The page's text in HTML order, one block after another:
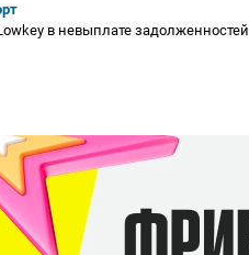
в невыплате задолженностей